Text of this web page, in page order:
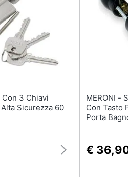
Sicurezza 60
MERONI - Serratura Pomolo
Con Tasto
Porta
€